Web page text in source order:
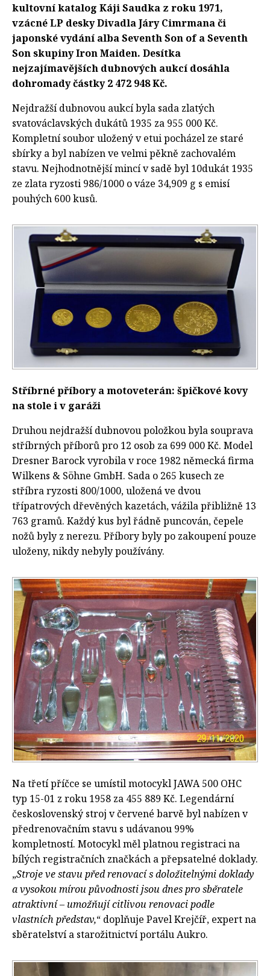
kultovní katalog Káji Saudka z roku 1971,
vzácné LP desky Divadla Járy Cimrmana či
japonské vydání alba Seventh Son of a Seventh
Son skupiny Iron Maiden. Desítka
nejzajímavějších dubnových aukcí dosáhla
dohromady částky 2 472 948 Kč.
Nejdražší dubnovou aukcí byla sada zlatých
svatováclavských dukátů 1935 za 955 000 Kč.
Kompletní soubor uložený v etui pocházel ze staré
sbírky a byl nabízen ve velmi pěkně zachovalém
stavu. Nejhodnotnější mincí v sadě byl 10dukát 1935
ze zlata ryzosti 986/1000 o váze 34,909 g s emisí
pouhých 600 kusů.
Stříbrné příbory a motoveterán: špičkové kovy
na stole i v garáži
Druhou nejdražší dubnovou položkou byla souprava
stříbrných příborů pro 12 osob za 699 000 Kč. Model
Dresner Barock vyrobila v roce 1982 německá firma
Wilkens & Söhne GmbH. Sada o 265 kusech ze
stříbra ryzosti 800/1000, uložená ve dvou
třípatrových dřevěných kazetách, vážila přibližně 13
763 gramů. Každý kus byl řádně puncován, čepele
nožů byly z nerezu. Příbory byly po zakoupení pouze
uloženy, nikdy nebyly používány.
Na třetí příčce se umístil motocykl JAWA 500 OHC
typ 15-01 z roku 1958 za 455 889 Kč. Legendární
československý stroj v červené barvě byl nabízen v
předrenovačním stavu s udávanou 99%
kompletností. Motocykl měl platnou registraci na
bílých registračních značkách a přepsatelné doklady.
„Stroje ve stavu před renovací s doložitelnými doklady
a vysokou mírou původnosti jsou dnes pro sběratele
atraktivní – umožňují citlivou renovaci podle
vlastních představ,“ doplňuje Pavel Krejčíř, expert na
sběratelství a starožitnictví portálu Aukro.